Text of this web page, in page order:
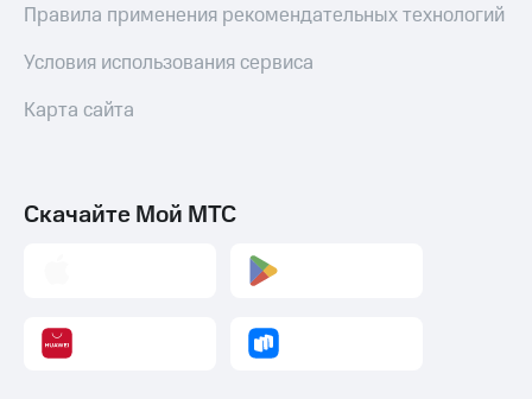
Правила применения рекомендательных технологий
Условия использования сервиса
Карта сайта
Скачайте Мой МТС